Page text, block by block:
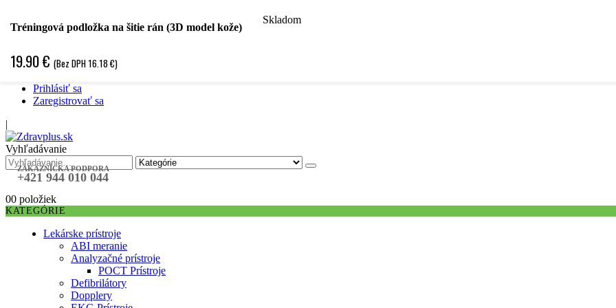
Hľadať podľa špecializácie
Špecifická objednávka
Prihlásiť sa
Zaregistrovať sa
|
Vyhľadávanie
ZÁKAZNÍCKA PODPORA
+421 944 010 044
00 položiek
KATEGÓRIE
Lekárske prístroje
ABI meranie
Analyzačné prístroje
POCT Prístroje
Defibrilátory
Dopplery
Tréningová podložka na šitie rán (3D model kože)
19.90€ (Bez DPH16.18€)
Skladom